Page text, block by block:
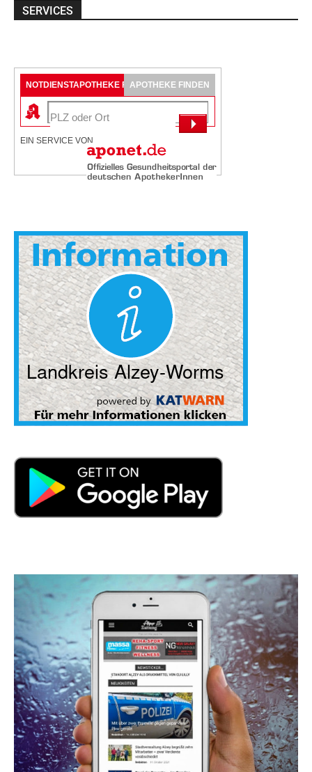
SERVICES
NOTDIENSTAPOTHEKE FINDENAPOTHEKE FINDEN
EIN SERVICE VON